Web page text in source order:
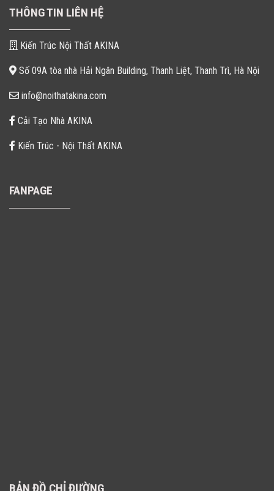
THÔNG TIN LIÊN HỆ
Kiến Trúc Nội Thất AKINA
Số 09A tòa nhà Hải Ngân Building, Thanh Liệt, Thanh Trì, Hà Nội
info@noithatakina.com
Cải Tạo Nhà AKINA
Kiến Trúc - Nội Thất AKINA
FANPAGE
BẢN ĐỒ CHỈ ĐƯỜNG